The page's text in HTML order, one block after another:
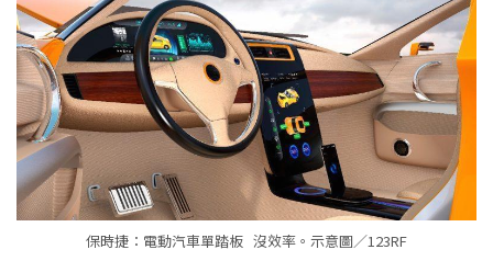
保時捷：電動汽車單踏板 沒效率。示意圖／123RF